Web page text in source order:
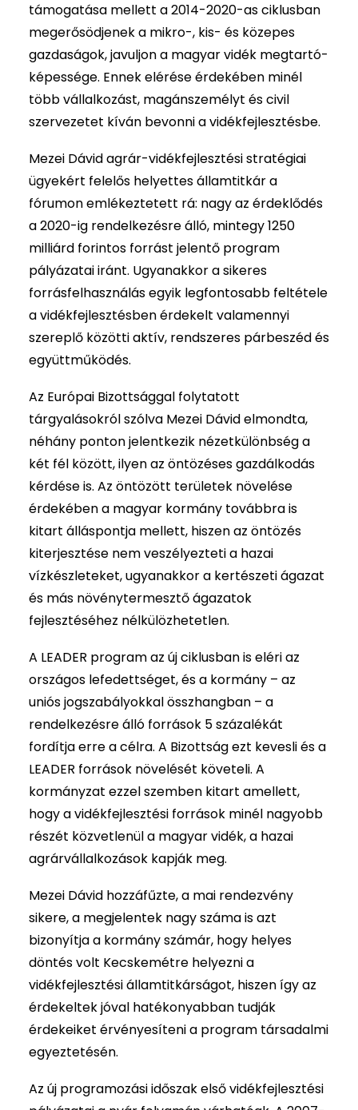
támogatása mellett a 2014-2020-as ciklusban
megerősödjenek a mikro-, kis- és közepes
gazdaságok, javuljon a magyar vidék megtartó-
képessége. Ennek elérése érdekében minél
több vállalkozást, magánszemélyt és civil
szervezetet kíván bevonni a vidékfejlesztésbe.
Mezei Dávid agrár-vidékfejlesztési stratégiai
ügyekért felelős helyettes államtitkár a
fórumon emlékeztetett rá: nagy az érdeklődés
a 2020-ig rendelkezésre álló, mintegy 1250
milliárd forintos forrást jelentő program
pályázatai iránt. Ugyanakkor a sikeres
forrásfelhasználás egyik legfontosabb feltétele
a vidékfejlesztésben érdekelt valamennyi
szereplő közötti aktív, rendszeres párbeszéd és
együttműködés.
Az Európai Bizottsággal folytatott
tárgyalásokról szólva Mezei Dávid elmondta,
néhány ponton jelentkezik nézetkülönbség a
két fél között, ilyen az öntözéses gazdálkodás
kérdése is. Az öntözött területek növelése
érdekében a magyar kormány továbbra is
kitart álláspontja mellett, hiszen az öntözés
kiterjesztése nem veszélyezteti a hazai
vízkészleteket, ugyanakkor a kertészeti ágazat
és más növénytermesztő ágazatok
fejlesztéséhez nélkülözhetetlen.
A LEADER program az új ciklusban is eléri az
országos lefedettséget, és a kormány – az
uniós jogszabályokkal összhangban – a
rendelkezésre álló források 5 százalékát
fordítja erre a célra. A Bizottság ezt kevesli és a
LEADER források növelését követeli. A
kormányzat ezzel szemben kitart amellett,
hogy a vidékfejlesztési források minél nagyobb
részét közvetlenül a magyar vidék, a hazai
agrárvállalkozások kapják meg.
Mezei Dávid hozzáfűzte, a mai rendezvény
sikere, a megjelentek nagy száma is azt
bizonyítja a kormány számár, hogy helyes
döntés volt Kecskemétre helyezni a
vidékfejlesztési államtitkárságot, hiszen így az
érdekeltek jóval hatékonyabban tudják
érdekeiket érvényesíteni a program társadalmi
egyeztetésén.
Az új programozási időszak első vidékfejlesztési